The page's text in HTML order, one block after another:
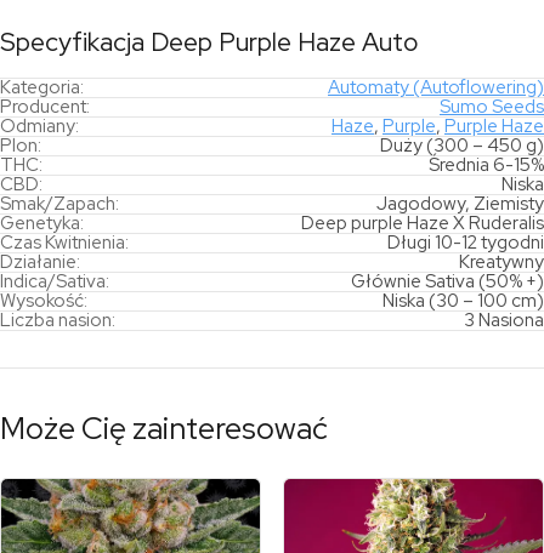
Specyfikacja Deep Purple Haze Auto
Kategoria:
Automaty (Autoflowering)
Producent:
Sumo Seeds
Odmiany:
Haze, Purple, Purple Haze
Plon:
Duży (300 – 450 g)
THC:
Średnia 6-15%
CBD:
Niska
Smak/Zapach:
Jagodowy, Ziemisty
Genetyka:
Deep purple Haze X Ruderalis
Czas Kwitnienia:
Długi 10-12 tygodni
Działanie:
Kreatywny
Indica/Sativa:
Głównie Sativa (50% +)
Wysokość:
Niska (30 – 100 cm)
Liczba nasion:
3 Nasiona
Może Cię zainteresować